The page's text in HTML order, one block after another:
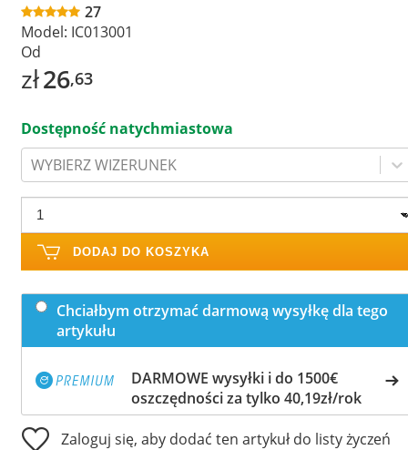
27
Model: IC013001
Od
zł26,63
Dostępność natychmiastowa
WYBIERZ WIZERUNEK
DODAJ DO KOSZYKA
Chciałbym otrzymać darmową wysyłkę dla tego
artykułu
DARMOWE wysyłki i do 1500€
oszczędności za tylko 40,19zł/rok
Zaloguj się, aby dodać ten artykuł do listy życzeń